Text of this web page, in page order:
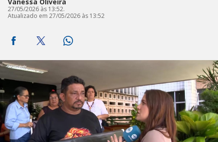
27/05/2026 às 13:52.
Atualizado em 27/05/2026 às 13:52